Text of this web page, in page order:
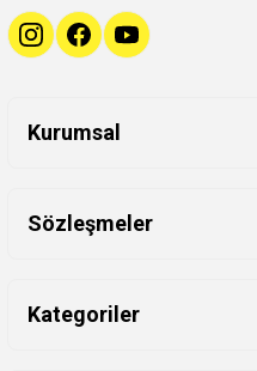
Kurumsal
Sözleşmeler
Kategoriler